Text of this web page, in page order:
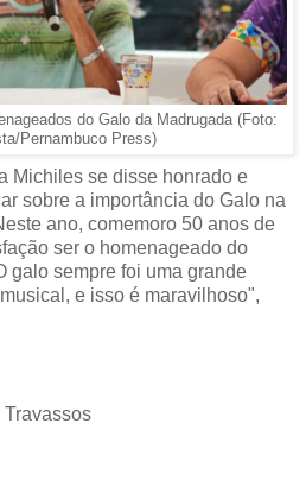
do Galo da Madrugada (Foto:
Pernambuco Press)
Michiles se disse honrado e
sobre a importância do Galo na
ano, comemoro 50 anos de
ser o homenageado do
galo sempre foi uma grande
e isso é maravilhoso",
Travassos